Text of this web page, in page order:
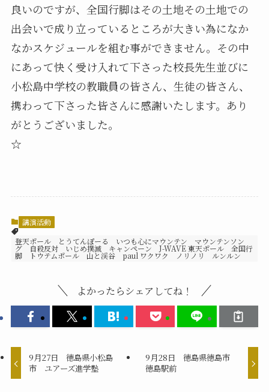
良いのですが、全国行脚はその土地その土地での
出会いで成り立っているところが大きい為になか
なかスケジュールを組む事ができません。その中
にあって快く受け入れて下さった校長先生並びに
小松島中学校の教職員の皆さん、生徒の皆さん、
携わって下さった皆さんに感謝いたします。あり
がとうございました。
☆
講演活動
登天ポール とうてんぽーる いつも心にマウンテン マウンテンソン
グ 自殺反対 いじめ撲滅 キャンペーン J-WAVE 東天ポール 全国行
脚 トウテムポール 山と渓谷 paul ワクワク ノリノリ ルンルン
よかったらシェアしてね！
9月27日 徳島県小松島
市 ユアーズ進学塾
9月28日 徳島県徳島市
徳島駅前